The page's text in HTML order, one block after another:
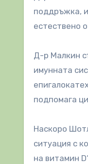
поддръжка,
естествено
Д-р Малкин
имунната
подпомага
Наскоро
ситуация с
на витамин